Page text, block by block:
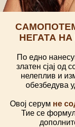
НЕГАТА
По едно
златен сјај од
нелеплив и
обезбедува
Овој серум не
Тие се